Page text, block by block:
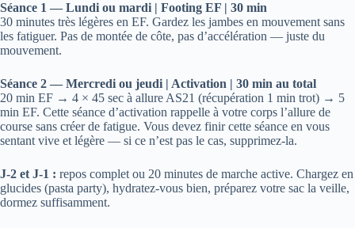
Séance 1 — Lundi ou mardi | Footing EF | 30 min
30 minutes très légères en EF. Gardez les jambes en mouvement sans
les fatiguer. Pas de montée de côte, pas d’accélération — juste du
mouvement.
Séance 2 — Mercredi ou jeudi | Activation | 30 min au total
20 min EF → 4 × 45 sec à allure AS21 (récupération 1 min trot) → 5
min EF. Cette séance d’activation rappelle à votre corps l’allure de
course sans créer de fatigue. Vous devez finir cette séance en vous
sentant vive et légère — si ce n’est pas le cas, supprimez-la.
J-2 et J-1 : repos complet ou 20 minutes de marche active. Chargez en
glucides (pasta party), hydratez-vous bien, préparez votre sac la veille,
dormez suffisamment.